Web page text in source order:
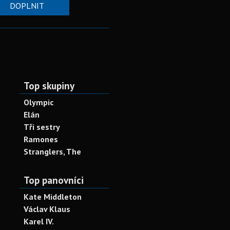
DOPLNIT
Top skupiny
Olympic
Elán
Tři sestry
Ramones
Stranglers, The
Top panovníci
Kate Middleton
Václav Klaus
Karel IV.